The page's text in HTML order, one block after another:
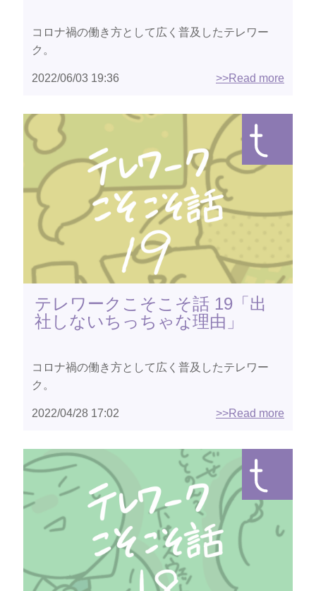
コロナ禍の働き方として広く普及したテレワー
ク。
2022/06/03 19:36 >>Read more
テレワークこそこそ話 19「出
社しないちっちゃな理由」
コロナ禍の働き方として広く普及したテレワー
ク。
2022/04/28 17:02 >>Read more